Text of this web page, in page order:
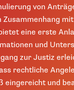
von
Zusammenhang
eine erste
und
zur Justiz
rechtliche
eingereicht und